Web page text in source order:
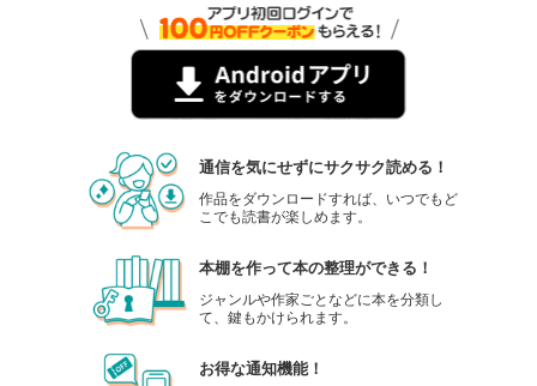
通信を気にせずにサクサク読める！
作品をダウンロードすれば、いつでもど
こでも読書が楽しめます。
本棚を作って本の整理ができる！
ジャンルや作家ごとなどに本を分類し
て、鍵もかけられます。
お得な通知機能！